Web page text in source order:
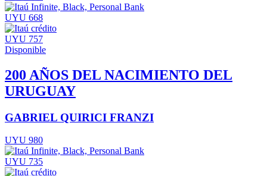
UYU 668
UYU 757
Disponible
200 AÑOS DEL NACIMIENTO DEL
URUGUAY
GABRIEL QUIRICI FRANZI
UYU 980
UYU 735